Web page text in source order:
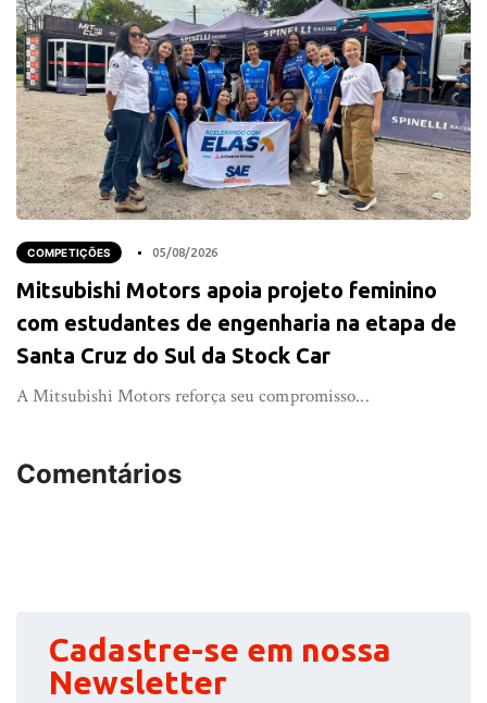
COMPETIÇÕES 05/08/2026
Mitsubishi Motors apoia projeto feminino
com estudantes de engenharia na etapa de
Santa Cruz do Sul da Stock Car
A Mitsubishi Motors reforça seu compromisso...
Comentários
Cadastre-se em nossa
Newsletter